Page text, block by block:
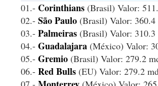
01.- Corinthians (Brasil) Valor:
02.- São Paulo (Brasil) Valor: 360.4
03.- Palmeiras (Brasil) Valor: 310.3
04.- Guadalajara (México) Valor:
05.- Gremio (Brasil) Valor: 279.2
06.- Red Bulls (EU) Valor: 279.2